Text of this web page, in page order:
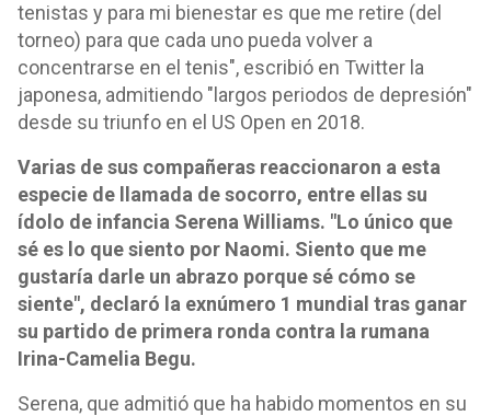
tenistas y para mi bienestar es que me retire (del
torneo) para que cada uno pueda volver a
concentrarse en el tenis", escribió en Twitter la
japonesa, admitiendo "largos periodos de depresión"
desde su triunfo en el US Open en 2018.
Varias de sus compañeras reaccionaron a esta
especie de llamada de socorro, entre ellas su
ídolo de infancia Serena Williams. "Lo único que
sé es lo que siento por Naomi. Siento que me
gustaría darle un abrazo porque sé cómo se
siente", declaró la exnúmero 1 mundial tras ganar
su partido de primera ronda contra la rumana
Irina-Camelia Begu.
Serena, que admitió que ha habido momentos en su